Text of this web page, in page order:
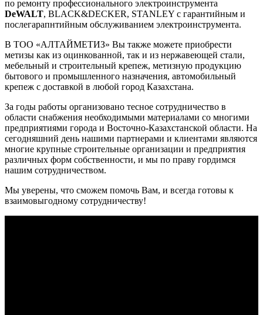
по ремонту профессионального электроинструмента
DeWALT, BLACK&DECKER, STANLEY с гарантийным и
послегарапнтийным обслуживанием электроинструмента.
В ТОО «АЛТАЙМЕТИЗ» Вы также можете приобрести
метизы как из оцинкованной, так и из нержавеющей стали,
мебельный и строительный крепеж, метизную продукцию
бытового и промышленного назначения, автомобильный
крепеж с доставкой в любой город Казахстана.
За годы работы организовано тесное сотрудничество в
области снабжения необходимыми материалами со многими
предприятиями города и Восточно-Казахстанской области. На
сегодняшний день нашими партнерами и клиентами являются
многие крупные строительные организации и предприятия
различных форм собственности, и мы по праву гордимся
нашим сотрудничеством.
Мы уверены, что сможем помочь Вам, и всегда готовы к
взаимовыгодному сотрудничеству!